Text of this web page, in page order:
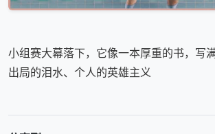
小组赛大幕落下，它像一本厚重的书，写
出局的泪水、个人的英雄主义